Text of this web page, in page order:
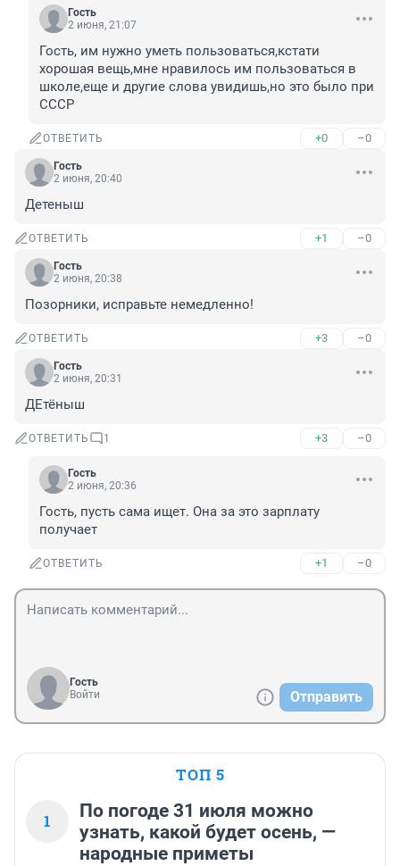
Гость
2 июня, 21:07
Гость, им нужно уметь пользоваться,кстати
хорошая вещь,мне нравилось им пользоваться в
школе,еще и другие слова увидишь,но это было при
СССР
ОТВЕТИТЬ +0 –0
Гость
2 июня, 20:40
Детеныш
ОТВЕТИТЬ +1 –0
Гость
2 июня, 20:38
Позорники, исправьте немедленно!
ОТВЕТИТЬ +3 –0
Гость
2 июня, 20:31
ДЕтёныш
ОТВЕТИТЬ 1 +3 –0
Гость
2 июня, 20:36
Гость, пусть сама ищет. Она за это зарплату
получает
ОТВЕТИТЬ +1 –0
Гость
Войти
Отправить
ТОП 5
1
По погоде 31 июля можно
узнать, какой будет осень, —
народные приметы